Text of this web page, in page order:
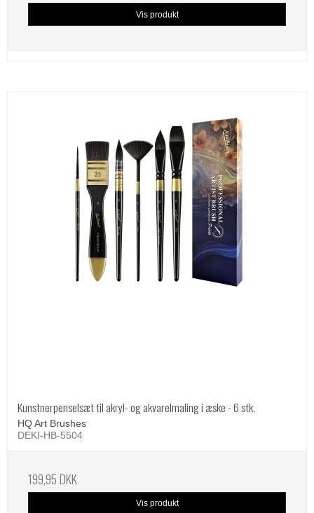
Vis produkt
Kunstnerpenselsæt til akryl- og akvarelmaling i æske - 6 stk.
HQ Art Brushes
DEKI-HB-5504
199,95 DKK
Vis produkt